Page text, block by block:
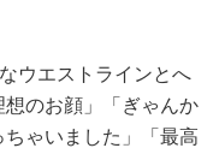
ウエストラインとへ
のお顔」「ぎゃんか
ゃいました」「最高